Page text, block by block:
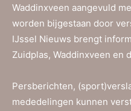
Waddinxveen aangevuld
worden bijgestaan door
IJssel Nieuws brengt
Zuidplas, Waddinxveen en
Persberichten,
mededelingen kunnen